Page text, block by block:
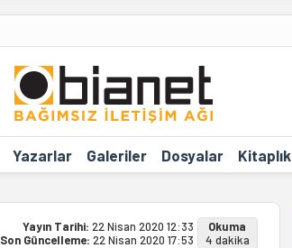
Yazarlar Galeriler Dosyalar Kitaplık
Yayın Tarihi: 22 Nisan 2020 12:33
Son Güncelleme: 22 Nisan 2020 17:53
Okuma
4 dakika